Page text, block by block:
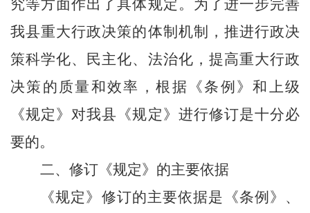
究等方面作出了具体规定。为了进一步完善
我县重大行政决策的体制机制，推进行政决
策科学化、民主化、法治化，提高重大行政
决策的质量和效率，根据《条例》和上级
《规定》对我县 《规定》进行修订是十分必
要的。
二、修订《规定》的主要依据
《规定》修订的主要依据是《条例》 、